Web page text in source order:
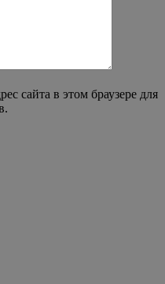
сайта в этом браузере для